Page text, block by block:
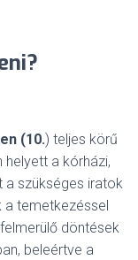
(10.) teljes körű
helyett a kórházi,
a szükséges iratok
a temetkezéssel
döntések
beleértve a